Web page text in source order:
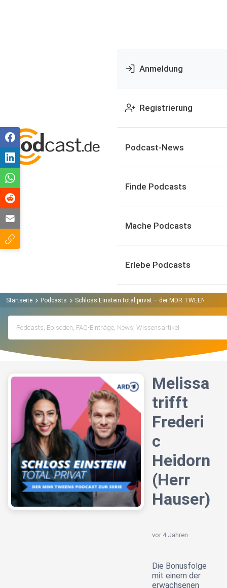
Anmeldung
Registrierung
Podcast-News
Finde Podcasts
Mache Podcasts
Erlebe Podcasts
Startseite Podcasts Schloss Einstein total privat – der MDR TWEENS
Melissa
trifft
Frederi
c
Heidorn
(Herr
Hauser)
vor 4 Jahren
Die Bonusfolge
mit einem der
erwachsenen